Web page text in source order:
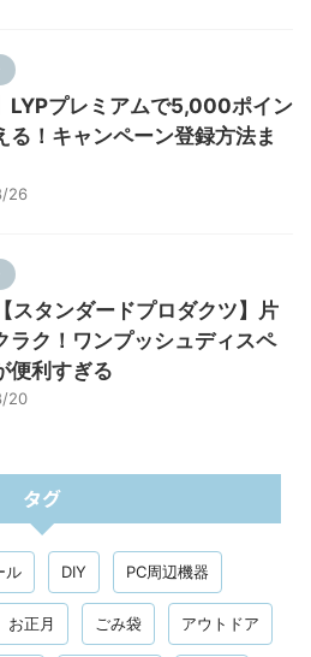
LYPプレミアムで5,000ポイン
る！キャンペーン登録方法ま
26
スタンダードプロダクツ】片
ラク！ワンプッシュディスペ
便利すぎる
20
タグ
ル DIY PC周辺機器
お正月 ごみ袋 アウトドア